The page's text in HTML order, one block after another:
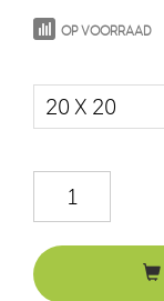
OP VOORRAAD
Felix
blauw
aantal